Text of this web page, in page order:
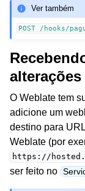
Ver também
POST /hooks/
O Weblate tem
adicione um
destino para URL
Weblate (por
https://
ser feito no